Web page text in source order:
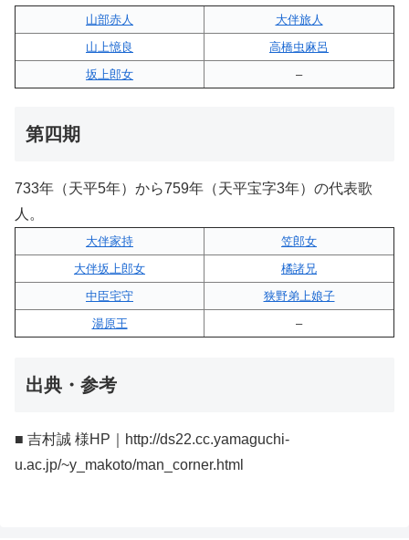
山部赤人
大伴旅人
山上憶良
高橋虫麻呂
坂上郎女
–
第四期
733年（天平5年）から759年（天平宝字3年）の代表歌
人。
大伴家持
笠郎女
大伴坂上郎女
橘諸兄
中臣宅守
狭野弟上娘子
湯原王
–
出典・参考
■ 吉村誠 様HP｜http://ds22.cc.yamaguchi-
u.ac.jp/~y_makoto/man_corner.html